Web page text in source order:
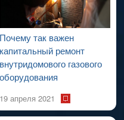
Почему так важен
капитальный ремонт
внутридомового газового
оборудования
19 апреля 2021